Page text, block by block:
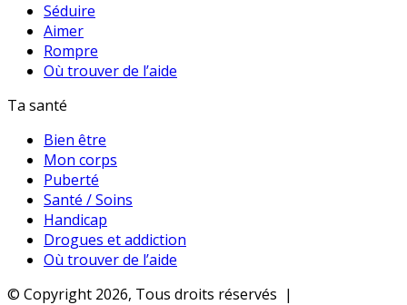
Séduire
Aimer
Rompre
Où trouver de l’aide
Ta santé
Bien être
Mon corps
Puberté
Santé / Soins
Handicap
Drogues et addiction
Où trouver de l’aide
© Copyright 2026, Tous droits réservés |